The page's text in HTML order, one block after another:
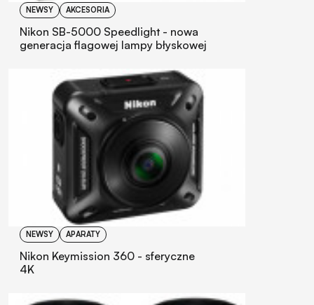
NEWSY AKCESORIA
Nikon SB-5000 Speedlight - nowa
generacja flagowej lampy błyskowej
NEWSY APARATY
Nikon Keymission 360 - sferyczne
4K